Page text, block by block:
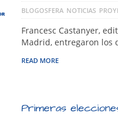
BLOGOSFERA NOTICIAS
Francesc Castanyer,
Madrid, entregaron los
READ MORE
Primeras